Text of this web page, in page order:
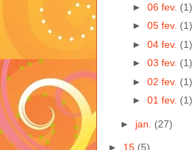
► 06 fev. (1)
► 05 fev. (1)
► 04 fev. (1)
► 03 fev. (1)
► 02 fev. (1)
► 01 fev. (1)
► jan. (27)
► 15 (5)